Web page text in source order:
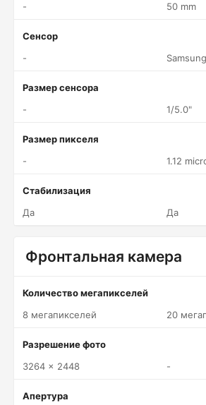
- 50 mm
Сенсор
-
Размер сенсора
-
1/5.0"
Размер пикселя
-
1.12
Стабилизация
Да
Да
Фронтальная камера
Количество мегапикселей
8 мегапикселей
20
Разрешение фото
3264 x 2448
-
Апертура